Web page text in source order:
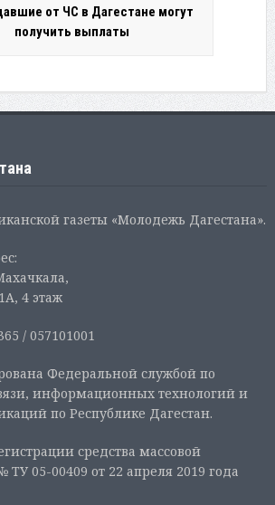
от ЧС в Дагестане могут
получить выплаты
газеты «Молодежь Дагестана».
4 этаж
/ 057101001
Федеральной службой по
информационных технологий и
по Республике Дагестан.
средства массовой
05-00409 от 22 апреля 2019 года